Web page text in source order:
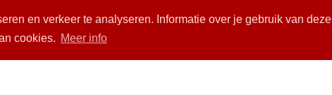
en verkeer te analyseren. Informatie over je gebruik van deze
cookies. Meer info